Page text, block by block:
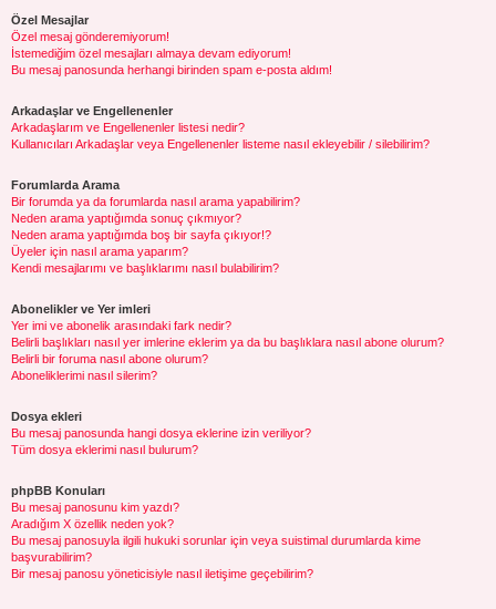
Özel Mesajlar
Özel mesaj gönderemiyorum!
İstemediğim özel mesajları almaya devam ediyorum!
Bu mesaj panosunda herhangi birinden spam e-posta aldım!
Arkadaşlar ve Engellenenler
Arkadaşlarım ve Engellenenler listesi nedir?
Kullanıcıları Arkadaşlar veya Engellenenler listeme nasıl ekleyebilir / silebilirim?
Forumlarda Arama
Bir forumda ya da forumlarda nasıl arama yapabilirim?
Neden arama yaptığımda sonuç çıkmıyor?
Neden arama yaptığımda boş bir sayfa çıkıyor!?
Üyeler için nasıl arama yaparım?
Kendi mesajlarımı ve başlıklarımı nasıl bulabilirim?
Abonelikler ve Yer imleri
Yer imi ve abonelik arasındaki fark nedir?
Belirli başlıkları nasıl yer imlerine eklerim ya da bu başlıklara nasıl abone olurum?
Belirli bir foruma nasıl abone olurum?
Aboneliklerimi nasıl silerim?
Dosya ekleri
Bu mesaj panosunda hangi dosya eklerine izin veriliyor?
Tüm dosya eklerimi nasıl bulurum?
phpBB Konuları
Bu mesaj panosunu kim yazdı?
Aradığım X özellik neden yok?
Bu mesaj panosuyla ilgili hukuki sorunlar için veya suistimal durumlarda kime
başvurabilirim?
Bir mesaj panosu yöneticisiyle nasıl iletişime geçebilirim?